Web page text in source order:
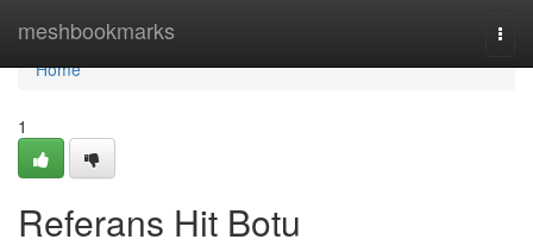
meshbookmarks
Home
Home
1
Referans Hit Botu